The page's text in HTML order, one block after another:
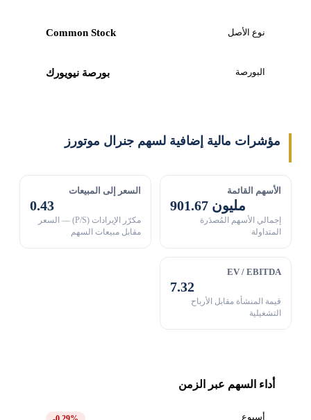
نوع الأصل Common Stock
البورصة بورصة نيويورك
مؤشرات مالية إضافية لسهم جنرال موتورز
الأسهم القائمة
901.67 مليون
إجمالي الأسهم المُصدَرة
المتداولة
السعر إلى المبيعات
0.43
مكرّر الإيرادات (P/S) — السعر
مقابل مبيعات السهم
EV / EBITDA
7.32
قيمة المنشأة مقابل الأرباح
التشغيلية
أداء السهم عبر الزمن
أسبوع